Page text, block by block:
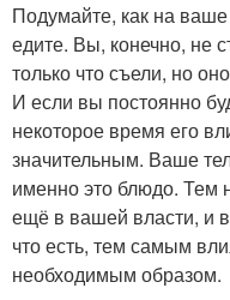
Подумайте, как на
едите. Вы, конечно, не
только что съели, но
И если вы постоянно
некоторое время его
значительным. Ваше
именно это блюдо. Тем
ещё в вашей власти, и
что есть, тем самым
необходимым образом.